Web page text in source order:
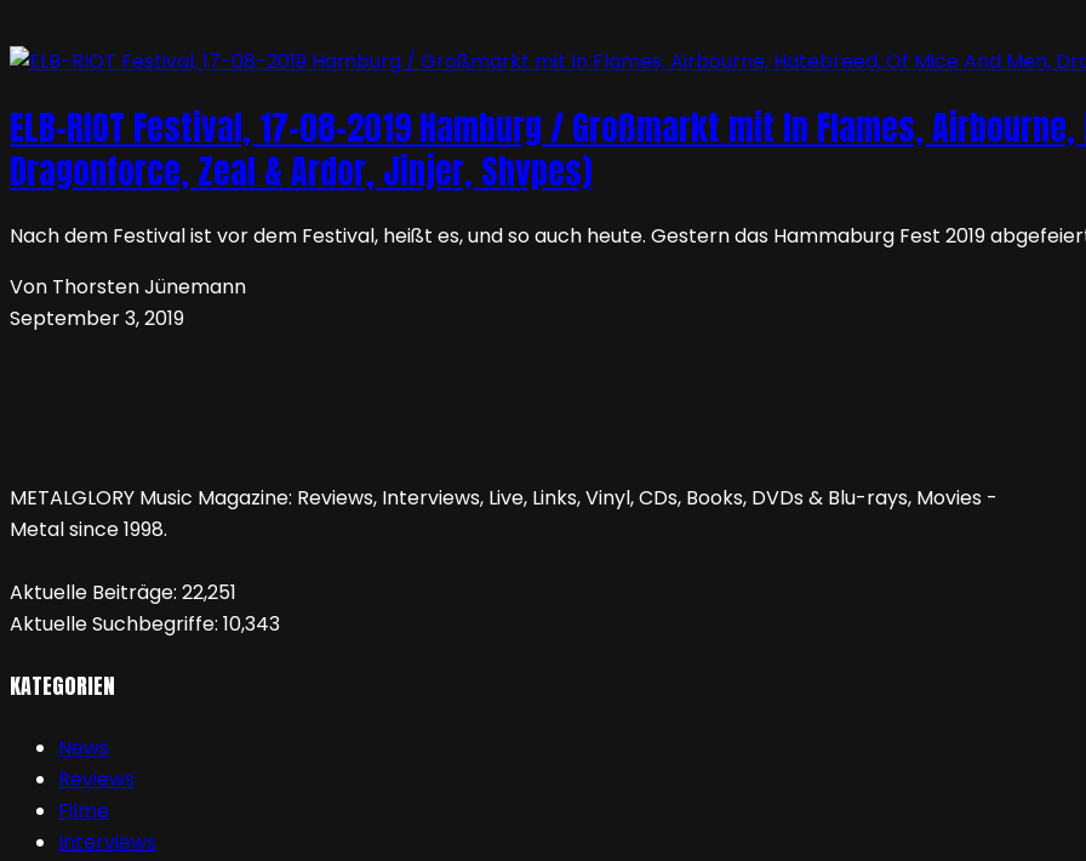
ELB-RIOT Festival, 17-08-2019 Hamburg / Großmarkt mit In Flames,
Dragonforce, Zeal & Ardor, Jinjer, Shvpes)
Nach dem Festival ist vor dem Festival, heißt es, und so auch heute. Gestern das Hammaburg Fest 2019
Von Thorsten Jünemann
September 3, 2019
METALGLORY Music Magazine: Reviews, Interviews, Live, Links, Vinyl, CDs, Books, DVDs & Blu-rays, Movies -
Metal since 1998.
Aktuelle Beiträge: 22,251
Aktuelle Suchbegriffe: 10,343
KATEGORIEN
News
Reviews
Filme
Interviews